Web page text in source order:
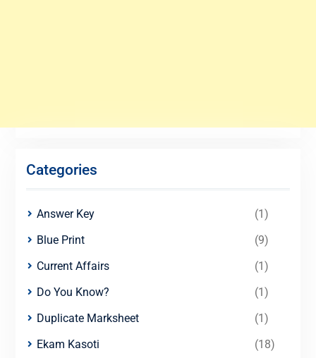
Categories
Answer Key
(1)
Blue Print
(9)
Current Affairs
(1)
Do You Know?
(1)
Duplicate Marksheet
(1)
Ekam Kasoti
(18)